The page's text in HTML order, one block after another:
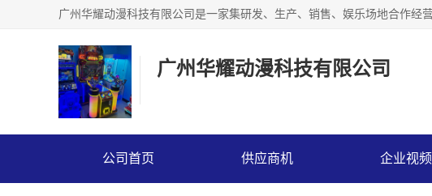
广州华耀动漫科技有限公司
公司首页 供应商机 企业视频